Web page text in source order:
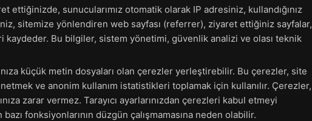
ettiğinizde, sunucularımız otomatik olarak IP adresiniz, kullandığınız
sitemize yönlendiren web sayfası (referrer), ziyaret ettiğiniz sayfalar,
Bu bilgiler, sistem yönetimi, güvenlik analizi ve olası teknik
küçük metin dosyaları olan çerezler yerleştirebilir. Bu çerezler, site
ve anonim kullanım istatistikleri toplamak için kullanılır. Çerezler,
zarar vermez. Tarayıcı ayarlarınızdan çerezleri kabul etmeyi
fonksiyonlarının düzgün çalışmamasına neden olabilir.